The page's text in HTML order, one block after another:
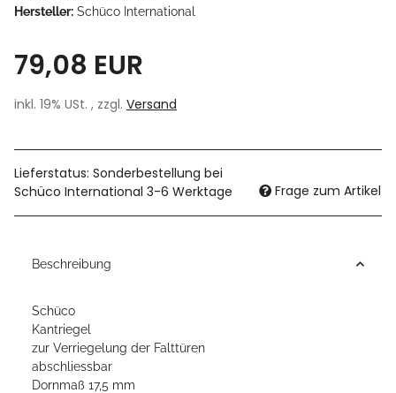
Hersteller: Schüco International
79,08 EUR
inkl. 19% USt. , zzgl. Versand
Lieferstatus: Sonderbestellung bei
Schüco International 3-6 Werktage
Frage zum Artikel
Beschreibung
Schüco
Kantriegel
zur Verriegelung der Falttüren
abschliessbar
Dornmaß 17,5 mm